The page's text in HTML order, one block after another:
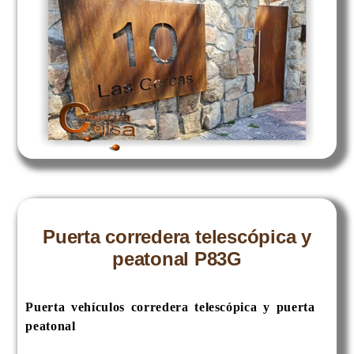
Puerta corredera telescópica y
peatonal P83G
Puerta vehículos corredera telescópica y puerta
peatonal